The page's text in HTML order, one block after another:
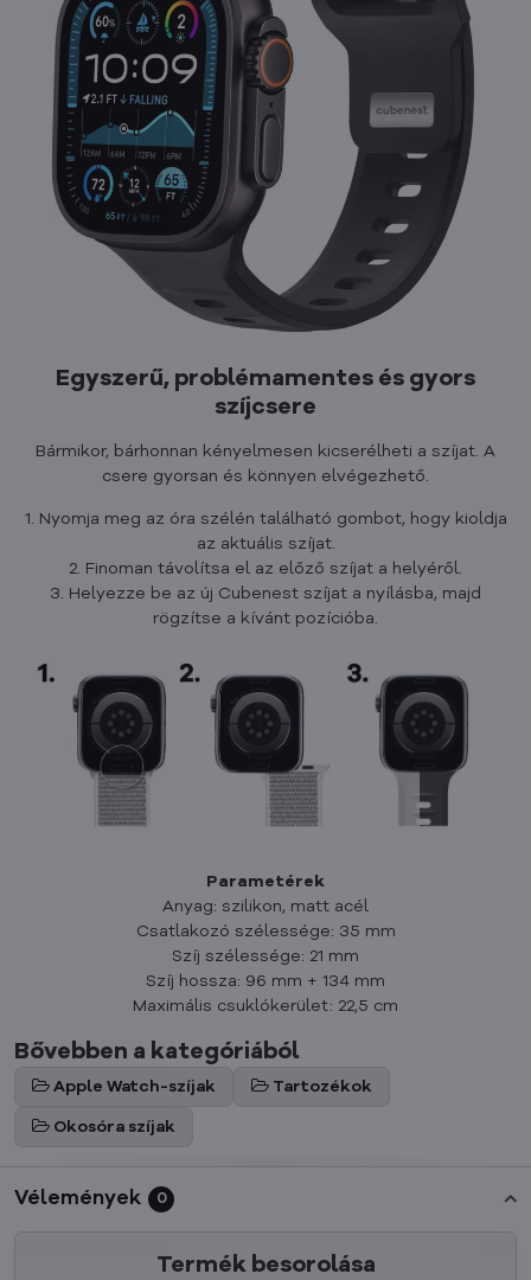
Egyszerű, problémamentes és gyors
szíjcsere
Bármikor, bárhonnan kényelmesen kicserélheti a szíjat. A
csere gyorsan és könnyen elvégezhető.
1. Nyomja meg az óra szélén található gombot, hogy kioldja
az aktuális szíjat.
2. Finoman távolítsa el az előző szíjat a helyéről.
3. Helyezze be az új Cubenest szíjat a nyílásba, majd
rögzítse a kívánt pozícióba.
Parametérek
Anyag: szilikon, matt acél
Csatlakozó szélessége: 35 mm
Szíj szélessége: 21 mm
Szíj hossza: 96 mm + 134 mm
Maximális csuklókerület: 22,5 cm
Bővebben a kategóriából
Apple Watch-szíjak Tartozékok
Okosóra szíjak
Vélemények 0
Termék besorolása